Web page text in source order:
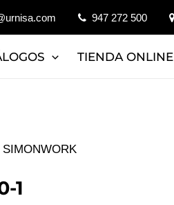
947 272 500
TIENDA ONLINE
SIMONWORK
1